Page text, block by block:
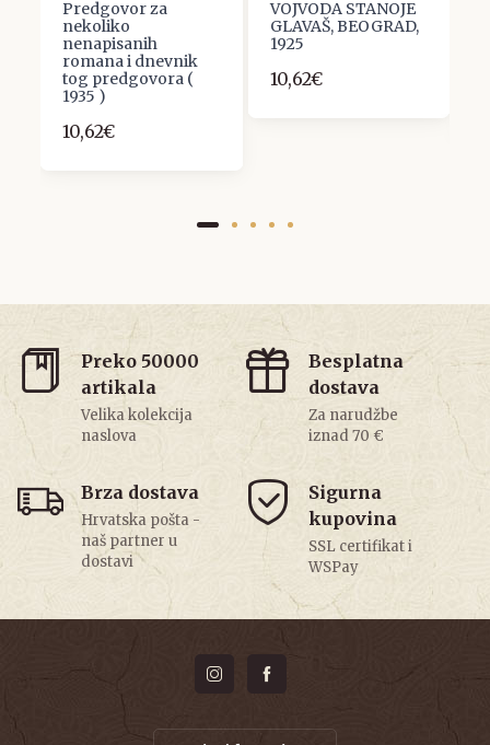
Predgovor za
nekoliko
nenapisanih
romana i dnevnik
tog predgovora (
1935 )
10,62€
VOJVODA STANOJE
GLAVAŠ, BEOGRAD,
1925
10,62€
Preko 50000
artikala
Velika kolekcija
naslova
Besplatna
dostava
Za narudžbe
iznad 70 €
Brza dostava
Hrvatska pošta -
naš partner u
dostavi
Sigurna
kupovina
SSL certifikat i
WSPay